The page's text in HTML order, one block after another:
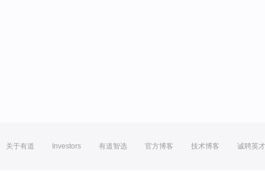
关于有道 Investors 有道智选 官方博客 技术博客 诚聘英才